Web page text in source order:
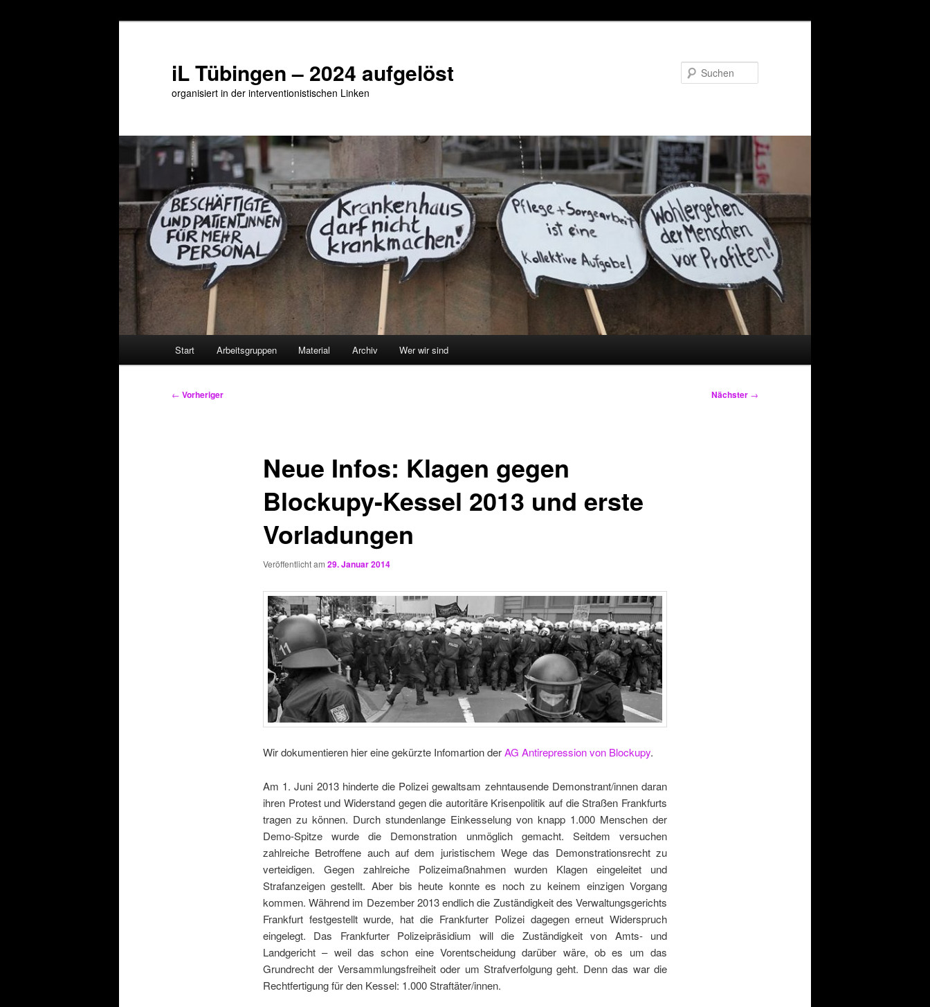
iL Tübingen – 2024 aufgelöst
organisiert in der interventionistischen Linken
Start Arbeitsgruppen Material Archiv Wer wir sind
Beitragsnavigation
← Vorheriger Nächster →
Neue Infos: Klagen gegen
Blockupy-Kessel 2013 und erste
Vorladungen
Veröffentlicht am 29. Januar 2014
Wir dokumentieren hier eine gekürzte Infomartion derAG Antirepression von Blockupy.
Am 1. Juni 2013 hinderte die Polizei gewaltsam zehntausende Demonstrant/innen daran
ihren Protest und Widerstand gegen die autoritäre Krisenpolitik auf die Straßen Frankfurts
tragen zu können. Durch stundenlange Einkesselung von knapp 1.000 Menschen der
Demo-Spitze wurde die Demonstration unmöglich gemacht. Seitdem versuchen
zahlreiche Betroffene auch auf dem juristischem Wege das Demonstrationsrecht zu
verteidigen. Gegen zahlreiche Polizeimaßnahmen wurden Klagen eingeleitet und
Strafanzeigen gestellt. Aber bis heute konnte es noch zu keinem einzigen Vorgang
kommen. Während im Dezember 2013 endlich die Zuständigkeit des Verwaltungsgerichts
Frankfurt festgestellt wurde, hat die Frankfurter Polizei dagegen erneut Widerspruch
eingelegt. Das Frankfurter Polizeipräsidium will die Zuständigkeit von Amts- und
Landgericht – weil das schon eine Vorentscheidung darüber wäre, ob es um das
Grundrecht der Versammlungsfreiheit oder um Strafverfolgung geht. Denn das war die
Rechtfertigung für den Kessel: 1.000 Straftäter/innen.